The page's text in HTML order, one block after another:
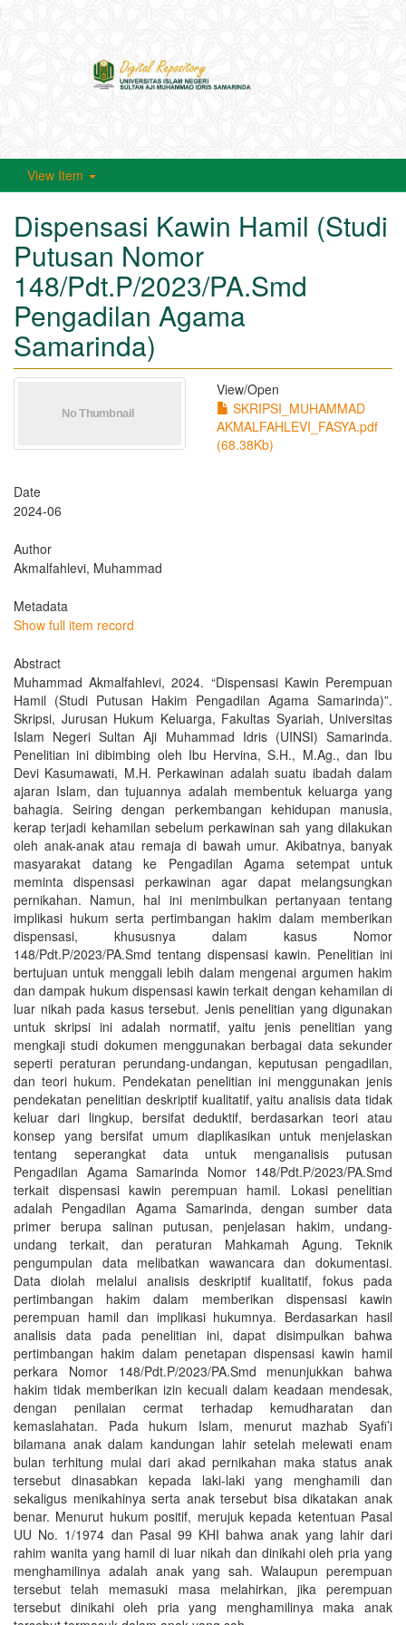
View Item
Dispensasi Kawin Hamil (Studi
Putusan Nomor
148/Pdt.P/2023/PA.Smd
Pengadilan Agama
Samarinda)
View/Open
SKRIPSI_MUHAMMAD
AKMALFAHLEVI_FASYA.pdf
(68.38Kb)
Date
2024-06
Author
Akmalfahlevi, Muhammad
Metadata
Show full item record
Abstract
Muhammad Akmalfahlevi, 2024. “Dispensasi Kawin Perempuan
Hamil (Studi Putusan Hakim Pengadilan Agama Samarinda)”.
Skripsi, Jurusan Hukum Keluarga, Fakultas Syariah, Universitas
Islam Negeri Sultan Aji Muhammad Idris (UINSI) Samarinda.
Penelitian ini dibimbing oleh Ibu Hervina, S.H., M.Ag., dan Ibu
Devi Kasumawati, M.H. Perkawinan adalah suatu ibadah dalam
ajaran Islam, dan tujuannya adalah membentuk keluarga yang
bahagia. Seiring dengan perkembangan kehidupan manusia,
kerap terjadi kehamilan sebelum perkawinan sah yang dilakukan
oleh anak-anak atau remaja di bawah umur. Akibatnya, banyak
masyarakat datang ke Pengadilan Agama setempat untuk
meminta dispensasi perkawinan agar dapat melangsungkan
pernikahan. Namun, hal ini menimbulkan pertanyaan tentang
implikasi hukum serta pertimbangan hakim dalam memberikan
dispensasi, khususnya dalam kasus Nomor
148/Pdt.P/2023/PA.Smd tentang dispensasi kawin. Penelitian ini
bertujuan untuk menggali lebih dalam mengenai argumen hakim
dan dampak hukum dispensasi kawin terkait dengan kehamilan di
luar nikah pada kasus tersebut. Jenis penelitian yang digunakan
untuk skripsi ini adalah normatif, yaitu jenis penelitian yang
mengkaji studi dokumen menggunakan berbagai data sekunder
seperti peraturan perundang-undangan, keputusan pengadilan,
dan teori hukum. Pendekatan penelitian ini menggunakan jenis
pendekatan penelitian deskriptif kualitatif, yaitu analisis data tidak
keluar dari lingkup, bersifat deduktif, berdasarkan teori atau
konsep yang bersifat umum diaplikasikan untuk menjelaskan
tentang seperangkat data untuk menganalisis putusan
Pengadilan Agama Samarinda Nomor 148/Pdt.P/2023/PA.Smd
terkait dispensasi kawin perempuan hamil. Lokasi penelitian
adalah Pengadilan Agama Samarinda, dengan sumber data
primer berupa salinan putusan, penjelasan hakim, undang-
undang terkait, dan peraturan Mahkamah Agung. Teknik
pengumpulan data melibatkan wawancara dan dokumentasi.
Data diolah melalui analisis deskriptif kualitatif, fokus pada
pertimbangan hakim dalam memberikan dispensasi kawin
perempuan hamil dan implikasi hukumnya. Berdasarkan hasil
analisis data pada penelitian ini, dapat disimpulkan bahwa
pertimbangan hakim dalam penetapan dispensasi kawin hamil
perkara Nomor 148/Pdt.P/2023/PA.Smd menunjukkan bahwa
hakim tidak memberikan izin kecuali dalam keadaan mendesak,
dengan penilaian cermat terhadap kemudharatan dan
kemaslahatan. Pada hukum Islam, menurut mazhab Syafi’i
bilamana anak dalam kandungan lahir setelah melewati enam
bulan terhitung mulai dari akad pernikahan maka status anak
tersebut dinasabkan kepada laki-laki yang menghamili dan
sekaligus menikahinya serta anak tersebut bisa dikatakan anak
benar. Menurut hukum positif, merujuk kepada ketentuan Pasal
UU No. 1/1974 dan Pasal 99 KHI bahwa anak yang lahir dari
rahim wanita yang hamil di luar nikah dan dinikahi oleh pria yang
menghamilinya adalah anak yang sah. Walaupun perempuan
tersebut telah memasuki masa melahirkan, jika perempuan
tersebut dinikahi oleh pria yang menghamilinya maka anak